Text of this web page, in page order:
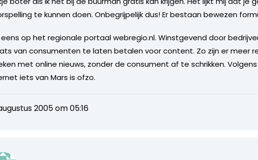
te kunnen doen. Onbegrijpelijk dus! Er bestaan bewezen
eens op het regionale portaal webregio.nl. Winstgevend door
van consumenten te laten betalen voor content. Zo zijn er meer
met online nieuws, zonder de consument af te schrikken.
iets van Mars is ofzo.
2005 om 05:16